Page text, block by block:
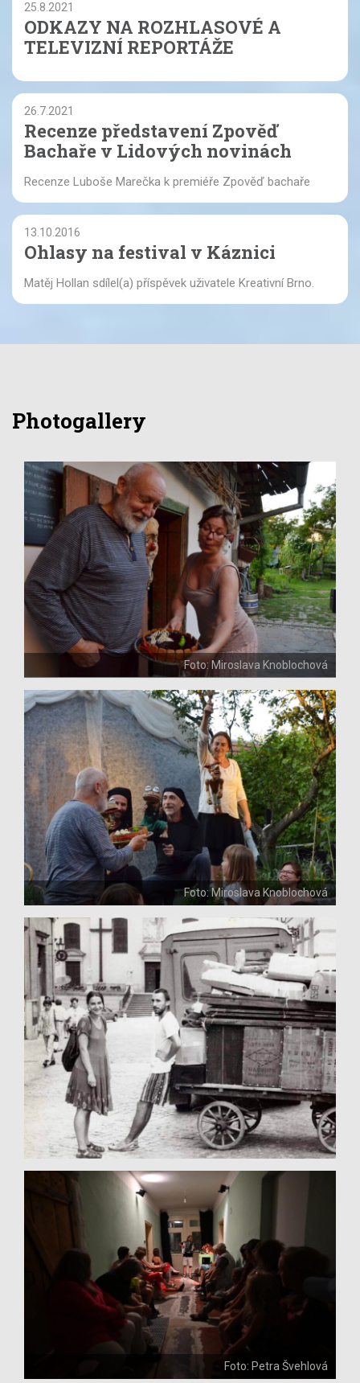
25.8.2021
ODKAZY NA ROZHLASOVÉ A
TELEVIZNÍ REPORTÁŽE
26.7.2021
Recenze představení Zpověď
Bachaře v Lidových novinách
Recenze Luboše Marečka k premiéře Zpověď bachaře
13.10.2016
Ohlasy na festival v Káznici
Matěj Hollan sdílel(a) příspěvek uživatele Kreativní Brno.
Photogallery
Foto: Miroslava Knoblochová
Foto: Miroslava Knoblochová
Foto: Petra Švehlová